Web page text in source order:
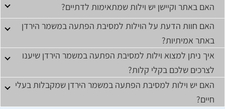
האם באתר וקיישן יש וילות שמתאימות לדתיים?
האם חוות הדעת על הוילות למסיבת הפתעה במשמר הירדן
באתר אמיתיות?
איך ניתן למצוא וילות למסיבת הפתעה במשמר הירדן שיענו
לצרכים שלכם בקלי קלות?
האם יש וילות למסיבת הפתעה במשמר הירדן שמקבלות בעלי
חיים?